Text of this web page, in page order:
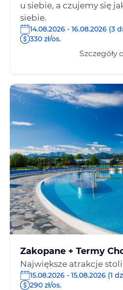
u siebie, a czujemy się
siebie.
14.08.2026 - 16.08.2026 (3
330 zł/os.
Szczegóły
Zakopane + Termy
Największe atrakcje
15.08.2026 - 15.08.2026 (1
290 zł/os.